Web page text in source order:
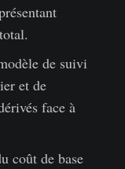
de suivi
et de
face à
coût de base